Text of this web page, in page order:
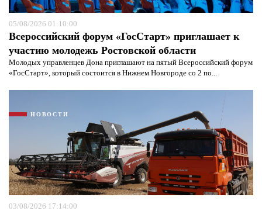
05/08/2026 01:10:00
Всероссийский форум «ГосСтарт» приглашает к
участию молодежь Ростовской области
Молодых управленцев Дона приглашают на пятый Всероссийский форум
«ГосСтарт», который состоится в Нижнем Новгороде со 2 по...
НОВОСТИ
03/08/2026 17:14:00
защиты информации*